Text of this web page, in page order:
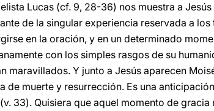
Lucas (cf. 9, 28-36) nos muestra a
de la singular experiencia reservada a
en la oración, y en un determinado
con los simples rasgos de su
maravillados. Y junto a Jesús aparecen
de muerte y resurrección. Es una
33). Quisiera que aquel momento de gracia